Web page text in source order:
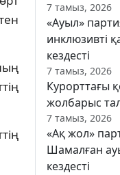
7 тамыз, 2026
«Ауыл»
инклюзивті
кездесті
7 тамыз, 2026
Курорттағы
жолбарыс
7 тамыз, 2026
«Ақ жол»
Шамалған
кездесті